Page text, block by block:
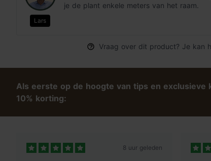
Lars
je de plant enkele meters van het raam.
Vraag over dit product? Je kan
Als eerste op de hoogte van tips en exclusieve
10% korting:
8 uur geleden